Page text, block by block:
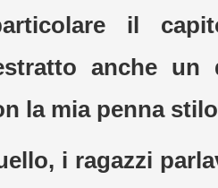
il
anche un
la mia penna
i ragazzi